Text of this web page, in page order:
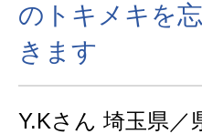
のトキメキを
きます
Y.Kさん 埼玉県／